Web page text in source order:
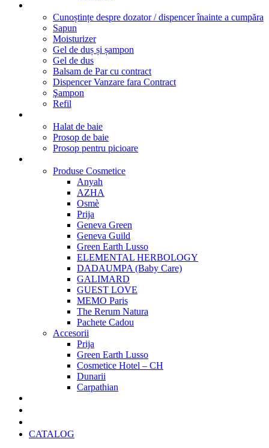
Cunoștințe despre dozator / dispencer înainte a cumpăra
Sapun
Moisturizer
Gel de duș și șampon
Gel de dus
Balsam de Par cu contract
Dispencer Vanzare fara Contract
Şampon
Refil
Halat de baie
Prosop de baie
Prosop pentru picioare
Produse Cosmetice
Anyah
AZHA
Osmè
Prija
Geneva Green
Geneva Guild
Green Earth Lusso
ELEMENTAL HERBOLOGY
DADAUMPA (Baby Care)
GALIMARD
GUEST LOVE
MEMO Paris
The Rerum Natura
Pachete Cadou
Accesorii
Prija
Green Earth Lusso
Cosmetice Hotel – CH
Dunarii
Carpathian
CATALOG